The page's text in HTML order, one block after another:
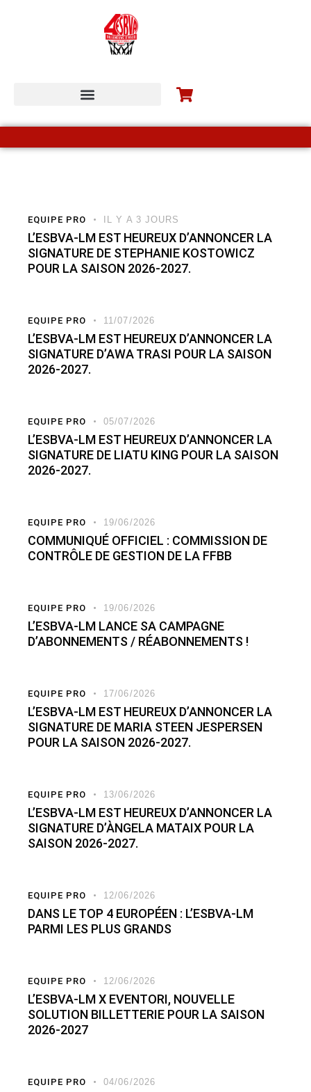
EQUIPE PRO IL Y A 3 JOURS
L’ESBVA-LM EST HEUREUX D’ANNONCER LA
SIGNATURE DE STEPHANIE KOSTOWICZ
POUR LA SAISON 2026-2027.
EQUIPE PRO 11/07/2026
L’ESBVA-LM EST HEUREUX D’ANNONCER LA
SIGNATURE D’AWA TRASI POUR LA SAISON
2026-2027.
EQUIPE PRO 05/07/2026
L’ESBVA-LM EST HEUREUX D’ANNONCER LA
SIGNATURE DE LIATU KING POUR LA SAISON
2026-2027.
EQUIPE PRO 19/06/2026
COMMUNIQUÉ OFFICIEL : COMMISSION DE
CONTRÔLE DE GESTION DE LA FFBB
EQUIPE PRO 19/06/2026
L’ESBVA-LM LANCE SA CAMPAGNE
D’ABONNEMENTS / RÉABONNEMENTS !
EQUIPE PRO 17/06/2026
L’ESBVA-LM EST HEUREUX D’ANNONCER LA
SIGNATURE DE MARIA STEEN JESPERSEN
POUR LA SAISON 2026-2027.
EQUIPE PRO 13/06/2026
L’ESBVA-LM EST HEUREUX D’ANNONCER LA
SIGNATURE D’ÀNGELA MATAIX POUR LA
SAISON 2026-2027.
EQUIPE PRO 12/06/2026
DANS LE TOP 4 EUROPÉEN : L’ESBVA-LM
PARMI LES PLUS GRANDS
EQUIPE PRO 12/06/2026
L’ESBVA-LM X EVENTORI, NOUVELLE
SOLUTION BILLETTERIE POUR LA SAISON
2026-2027
EQUIPE PRO 04/06/2026